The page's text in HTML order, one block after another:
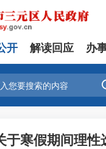
开 解读回应 办
于寒假期间理性